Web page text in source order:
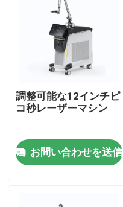
調整可能な12インチピ
コ秒レーザーマシン
お問い合わせを送信